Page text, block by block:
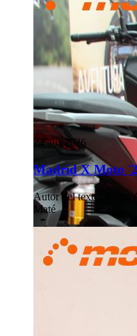
24 abr 2026
Madrid X Moto
Autor del texto
Maté